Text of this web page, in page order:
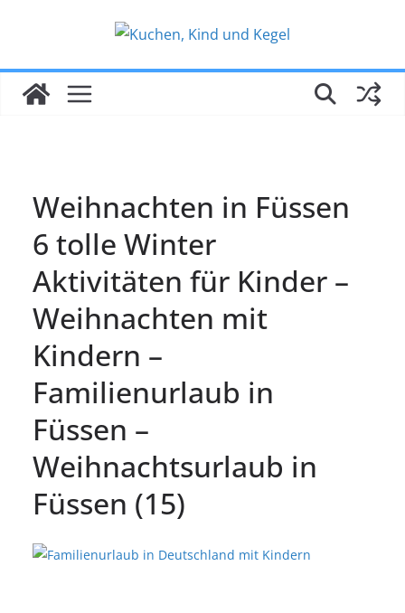
Weihnachten in Füssen
6 tolle Winter
Aktivitäten für Kinder –
Weihnachten mit
Kindern –
Familienurlaub in
Füssen –
Weihnachtsurlaub in
Füssen (15)